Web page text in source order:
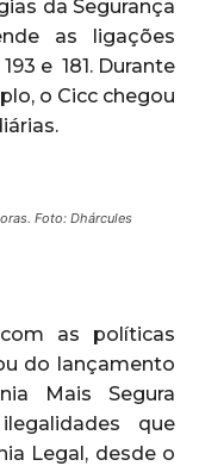
da Segurança
as ligações
e 181. Durante
o Cicc chegou
Foto: Dhárcules
as políticas
do lançamento
Mais Segura
que
Legal, desde o